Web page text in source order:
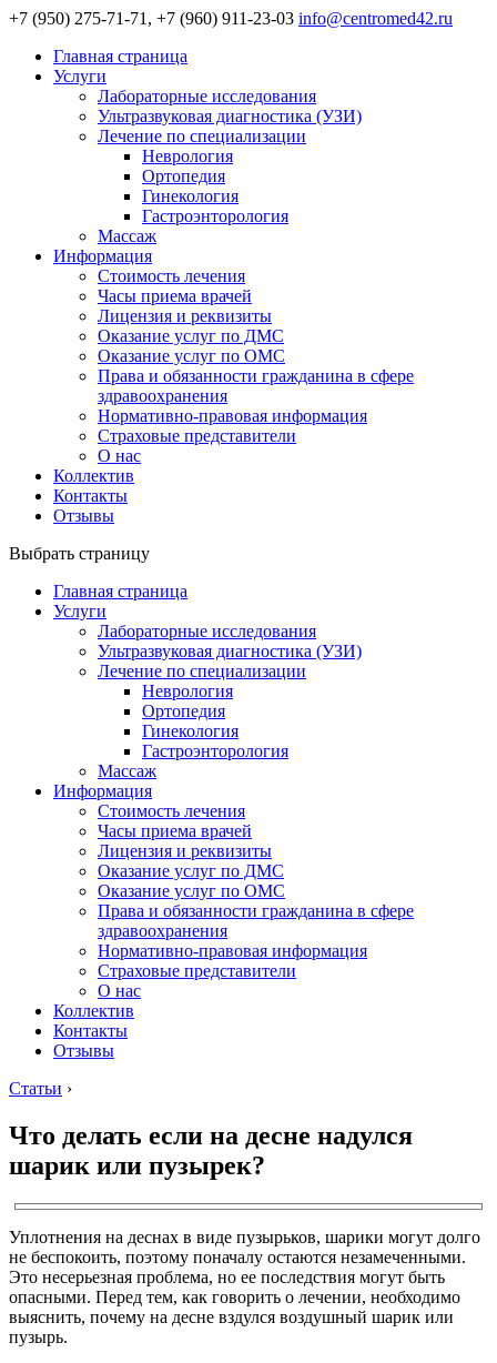
+7 (950) 275-71-71, +7 (960) 911-23-03 info@centromed42.ru
Главная страница
Услуги
Лабораторные исследования
Ультразвуковая диагностика (УЗИ)
Лечение по специализации
Неврология
Ортопедия
Гинекология
Гастроэнторология
Массаж
Информация
Стоимость лечения
Часы приема врачей
Лицензия и реквизиты
Оказание услуг по ДМС
Оказание услуг по ОМС
Права и обязанности гражданина в сфере
здравоохранения
Нормативно-правовая информация
Страховые представители
О нас
Коллектив
Контакты
Отзывы
Выбрать страницу
Главная страница
Услуги
Лабораторные исследования
Ультразвуковая диагностика (УЗИ)
Лечение по специализации
Неврология
Ортопедия
Гинекология
Гастроэнторология
Массаж
Информация
Стоимость лечения
Часы приема врачей
Лицензия и реквизиты
Оказание услуг по ДМС
Оказание услуг по ОМС
Права и обязанности гражданина в сфере
здравоохранения
Нормативно-правовая информация
Страховые представители
О нас
Коллектив
Контакты
Отзывы
Статьи ›
Что делать если на десне надулся
шарик или пузырек?
Уплотнения на деснах в виде пузырьков, шарики могут долго
не беспокоить, поэтому поначалу остаются незамеченными.
Это несерьезная проблема, но ее последствия могут быть
опасными. Перед тем, как говорить о лечении, необходимо
выяснить, почему на десне вздулся воздушный шарик или
пузырь.